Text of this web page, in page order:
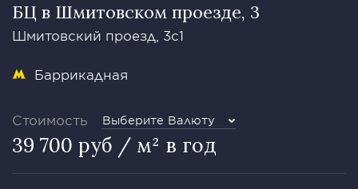
БЦ в Шмитовском проезде, 3
Шмитовский проезд, 3с1
Баррикадная
Стоимость Выберите Валюту
39 700 руб / м² в год